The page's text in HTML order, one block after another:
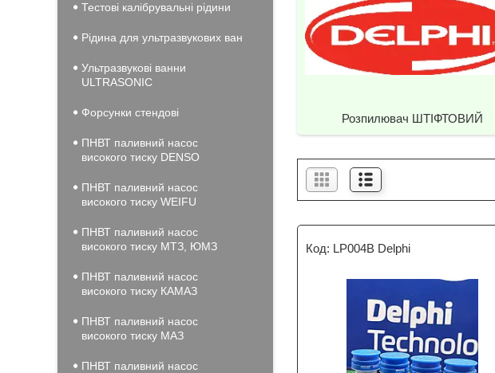
Розпилювач ШТІФТОВИЙ
LP004B Delphi
Тестові калібрувальні рідини
Рідина для ультразвукових ван
Ультразвукові ванни
ULTRASONIC
Форсунки стендові
ПНВТ паливний насос
високого тиску DENSO
ПНВТ паливний насос
високого тиску WEIFU
ПНВТ паливний насос
високого тиску МТЗ, ЮМЗ
ПНВТ паливний насос
високого тиску КАМАЗ
ПНВТ паливний насос
високого тиску МАЗ
ПНВТ паливний насос